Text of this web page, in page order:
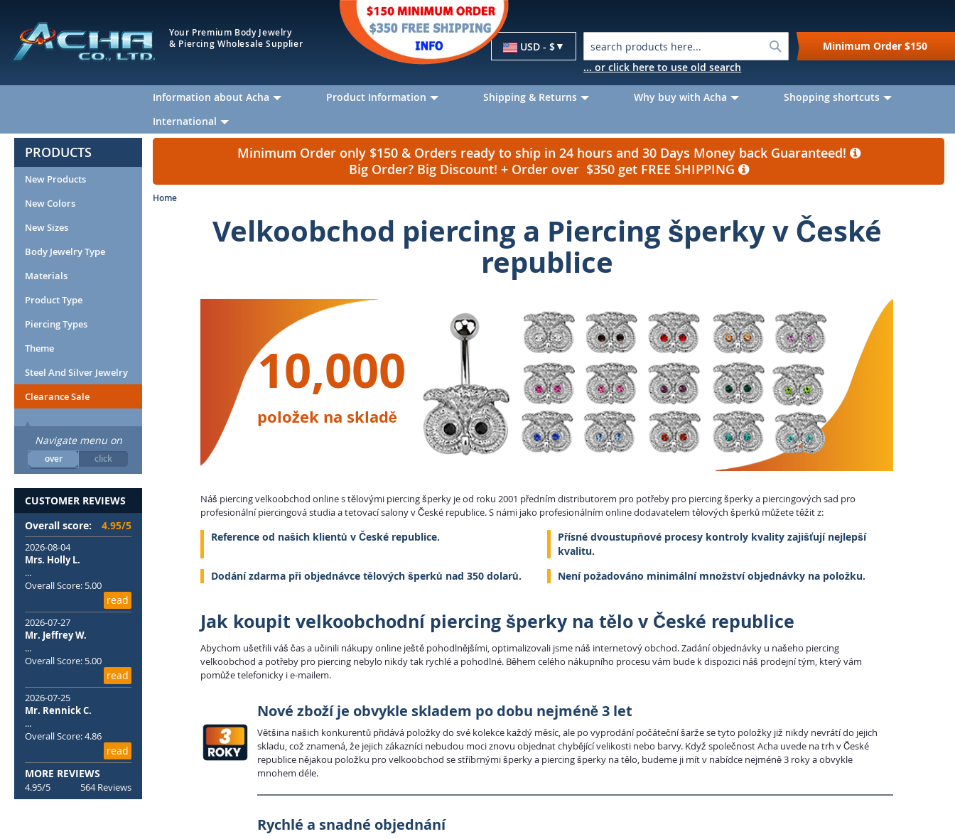
Your Premium Body Jewelry
& Piercing Wholesale Supplier
Currency
USD - $
Search
... or click here to use old search
Minimum Order $150
Information about Acha Product Information Shipping & Returns Why buy with Acha
Shopping shortcuts
International
Minimum Order only $150 & Orders ready to ship in 24 hours and 30 Days Money back Guaranteed!
Big Order? Big Discount! + Order over $350 get FREE SHIPPING
Home
Velkoobchod piercing a Piercing šperky v České
republice
10,000
položek na skladě
Náš piercing velkoobchod online s tělovými piercing šperky je od roku 2001 předním distributorem pro potřeby pro piercing šperky a piercingových sad pro
profesionální piercingová studia a tetovací salony v České republice. S námi jako profesionálním online dodavatelem tělových šperků můžete těžit z:
Reference od našich klientů v České republice.
Přísné dvoustupňové procesy kontroly kvality zajišťují nejlepší
kvalitu.
Dodání zdarma při objednávce tělových šperků nad 350 dolarů.
Není požadováno minimální množství objednávky na položku.
Jak koupit velkoobchodní piercing šperky na tělo v České republice
Abychom ušetřili váš čas a učinili nákupy online ještě pohodlnějšími, optimalizovali jsme náš internetový obchod. Zadání objednávky u našeho piercing
velkoobchod a potřeby pro piercing nebylo nikdy tak rychlé a pohodlné. Během celého nákupního procesu vám bude k dispozici náš prodejní tým, který vám
pomůže telefonicky i e-mailem.
Nové zboží je obvykle skladem po dobu nejméně 3 let
Většina našich konkurentů přidává položky do své kolekce každý měsíc, ale po vyprodání počáteční šarže se tyto položky již nikdy nevrátí do jejich
skladu, což znamená, že jejich zákazníci nebudou moci znovu objednat chybějící velikosti nebo barvy. Když společnost Acha uvede na trh v České
republice nějakou položku pro velkoobchod se stříbrnými šperky a piercing šperky na tělo, budeme ji mít v nabídce nejméně 3 roky a obvykle
mnohem déle.
Rychlé a snadné objednání
PRODUCTS
New Products
New Colors
New Sizes
Body Jewelry Type
Materials
Product Type
Piercing Types
Theme
Steel And Silver Jewelry
Clearance Sale
Navigate menu on
over click
CUSTOMER REVIEWS
Overall score:
4.95/5
2026-08-04
Mrs. Holly L.
...
Overall Score: 5.00
read
2026-07-27
Mr. Jeffrey W.
...
Overall Score: 5.00
read
2026-07-25
Mr. Rennick C.
...
Overall Score: 4.86
read
MORE REVIEWS
4.95/5 564 Reviews